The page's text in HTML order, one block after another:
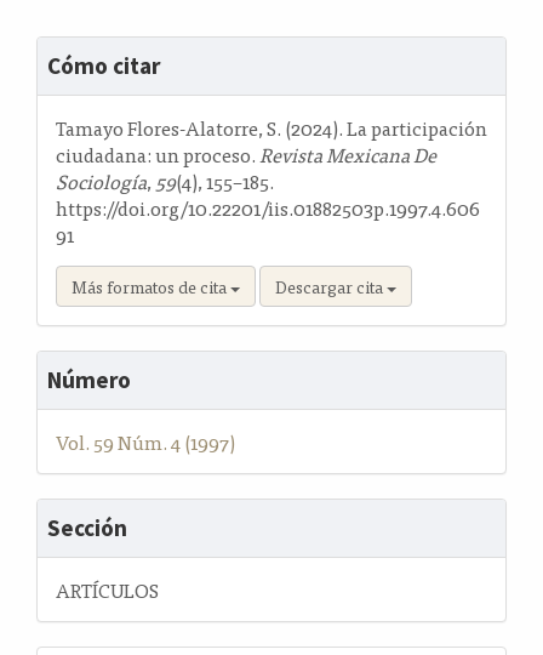
Detalles
del
artículo
Cómo citar
Tamayo Flores-Alatorre, S. (2024). La participación
ciudadana: un proceso.Revista Mexicana De
Sociología,59(4), 155–185.
https://doi.org/10.22201/iis.01882503p.1997.4.606
91
Más formatos de cita Descargar cita
Número
Vol. 59 Núm. 4 (1997)
Sección
ARTÍCULOS